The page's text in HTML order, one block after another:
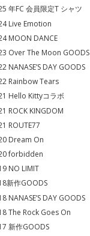
年FC 会員限定T シャツ
Live Emotion
MOON DANCE
Over The Moon GOODS
NANASE’S DAY GOODS
Rainbow Tears
Hello Kittyコラボ
ROCK KINGDOM
ROUTE77
Dream On
forbidden
NO LIMIT
新作GOODS
NANASE’S DAY GOODS
The Rock Goes On
新作GOODS